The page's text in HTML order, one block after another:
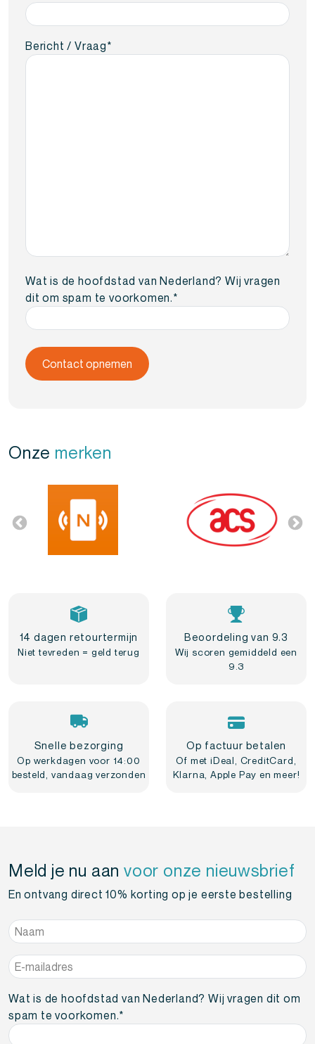
Bericht / Vraag*
Wat is de hoofdstad van Nederland? Wij vragen
dit om spam te voorkomen.*
Onze merken
14 dagen retourtermijn
Niet tevreden = geld terug
Beoordeling van 9.3
Wij scoren gemiddeld een
9.3
Snelle bezorging
Op werkdagen voor 14:00
besteld, vandaag verzonden
Op factuur betalen
Of met iDeal, CreditCard,
Klarna, Apple Pay en meer!
Meld je nu aanvoor onze nieuwsbrief
En ontvang direct 10% korting op je eerste bestelling
Naam*
E-
mailadres*
Wat is de hoofdstad van Nederland? Wij vragen dit om
spam te voorkomen.*